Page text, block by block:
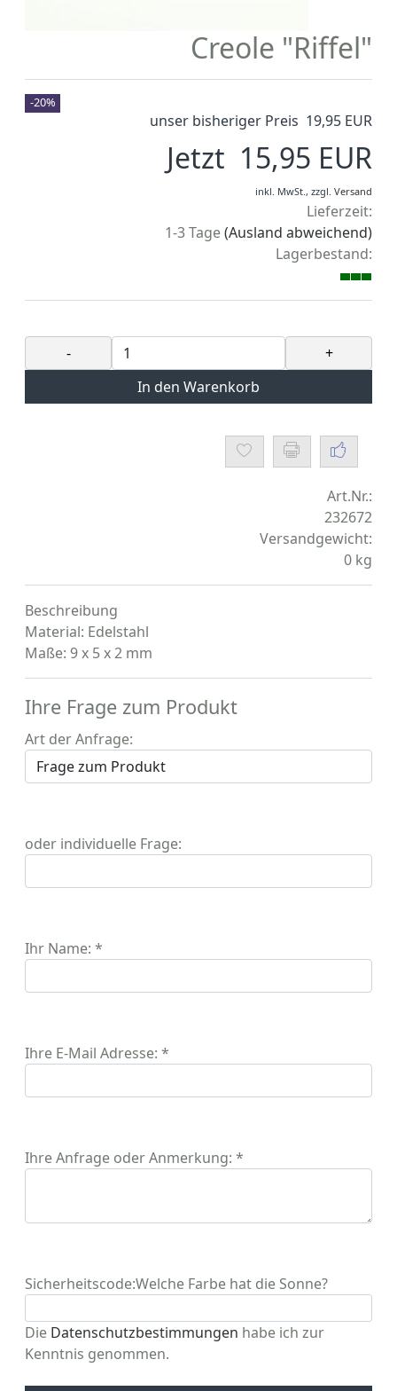
Creole "Riffel"
unser bisheriger Preis 19,95 EUR
Jetzt 15,95 EUR
-20%
inkl. MwSt., zzgl. Versand
Lieferzeit:
1-3 Tage(Ausland abweichend)
Lagerbestand:
-
+
In den Warenkorb
Art.Nr.:
232672
Versandgewicht:
0 kg
Beschreibung
Material: Edelstahl
Maße: 9 x 5 x 2 mm
Ihre Frage zum Produkt
Art der Anfrage:
oder individuelle Frage:
Ihr Name: *
Ihre E-Mail Adresse: *
Ihre Anfrage oder Anmerkung: *
Sicherheitscode:Welche Farbe hat die Sonne?
Die Datenschutzbestimmungen habe ich zur
Kenntnis genommen.